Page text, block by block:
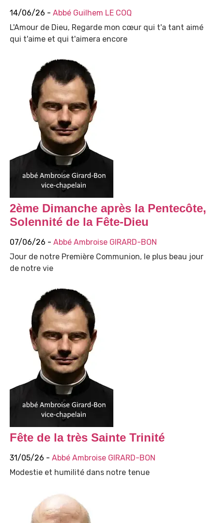
14/06/26 - Abbé Guilhem LE COQ
L'Amour de Dieu, Regarde mon cœur qui t'a tant aimé
qui t'aime et qui t'aimera encore
2ème Dimanche après la Pentecôte,
Solennité de la Fête-Dieu
07/06/26 - Abbé Ambroise GIRARD-BON
Jour de notre Première Communion, le plus beau jour
de notre vie
Fête de la très Sainte Trinité
31/05/26 - Abbé Ambroise GIRARD-BON
Modestie et humilité dans notre tenue